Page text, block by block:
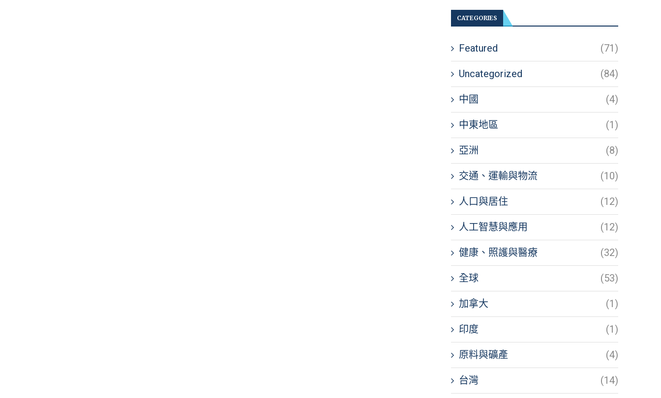
CATEGORIES
Featured (71)
Uncategorized (84)
中國 (4)
中東地區 (1)
亞洲 (8)
交通、運輸與物流 (10)
人口與居住 (12)
人工智慧與應用 (12)
健康、照護與醫療 (32)
全球 (53)
加拿大 (1)
印度 (1)
原料與礦產 (4)
台灣 (14)